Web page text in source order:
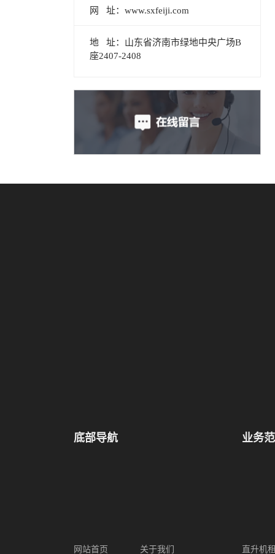
网 址：www.sxfeiji.com
地 址：山东省济南市绿地中央广场B
座2407-2408
底部导航
网站首页 关于我们
业务
直升机